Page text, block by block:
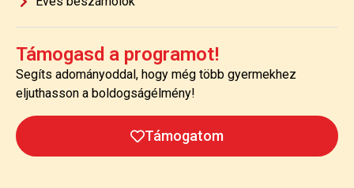
Támogasd a programot!
Segíts adományoddal, hogy még több gyermekhez
eljuthasson a boldogságélmény!
Támogatom